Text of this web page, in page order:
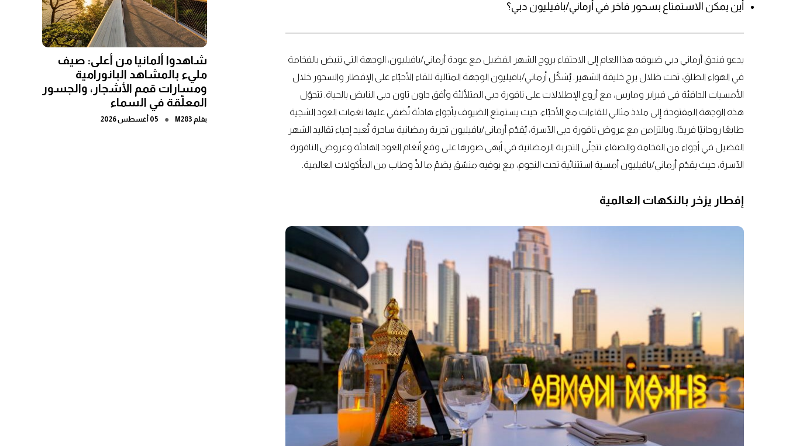
أين يمكن الاستمتاع بسحور فاخر في أرماني/بافيليون دبي؟
يدعو فندق أرماني دبي ضيوفه هذا العام إلى الاحتفاء بروح الشهر الفضيل مع عودة أرماني/بافيليون، الوجهة التي تنبض بالفخامة
في الهواء الطلق، تحت ظلال برج خليفة الشهير. يُشكّل أرماني/بافيليون الوجهة المثالية للقاء الأحبّاء على الإفطار والسحور خلال
الأمسيات الدافئة في فبراير ومارس، مع أروع الإطلالات على نافورة دبي المتلألئة وأفق داون تاون دبي النابض بالحياة. تتحوّل
هذه الوجهة المفتوحة إلى ملاذ مثالي للقاءات مع الأحبّاء، حيث يستمتع الضيوف بأجواء هادئة تُضفي عليها نغمات العود الشجية
طابعًا روحانيًا فريدًا. وبالتزامن مع عروض نافورة دبي الآسرة، يُقدّم أرماني/بافيليون تجربة رمضانية ساحرة تُعيد إحياء تقاليد الشهر
الفضيل في أجواء من الفخامة والصفاء. تتجلّى التجربة الرمضانية في أبهى صورها على وقع أنغام العود الهادئة وعروض النافورة
الآسرة، حيث يقدّم أرماني/بافيليون أمسية استثنائية تحت النجوم، مع بوفيه منسّق يضمّ ما لذّ وطاب من المأكولات العالمية.
إفطار يزخر بالنكهات العالمية
شاهدوا ألمانيا من أعلى: صيف
مليء بالمشاهد البانورامية
ومسارات قمم الأشجار، والجسور
المعلّقة في السماء
بقلم M283
● 05 أغسطس 2026